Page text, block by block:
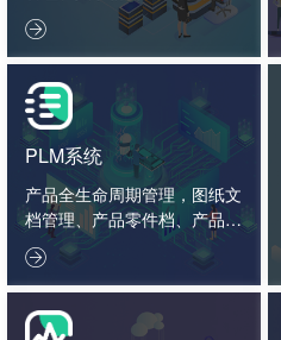
智造看板。

PLM系统
产品全生命周期管理，图纸文
档管理、产品零件档、产品结
构、工艺标准、项目管理、2
D3D接口。
